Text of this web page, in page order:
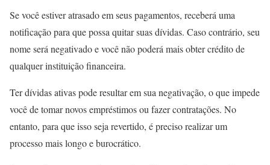
Se você estiver atrasado em seus pagamentos, receberá uma
notificação para que possa quitar suas dívidas. Caso contrário, seu
nome será negativado e você não poderá mais obter crédito de
qualquer instituição financeira.
Ter dívidas ativas pode resultar em sua negativação, o que impede
você de tomar novos empréstimos ou fazer contratações. No
entanto, para que isso seja revertido, é preciso realizar um
processo mais longo e burocrático.